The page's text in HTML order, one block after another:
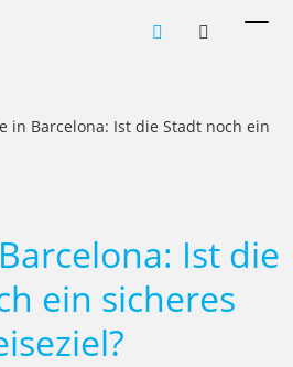
in Barcelona: Ist die Stadt noch ein
Ist die
ein sicheres